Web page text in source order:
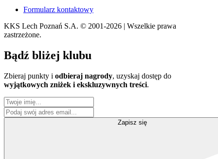
Formularz kontaktowy
KKS Lech Poznań S.A. © 2001-2026 | Wszelkie prawa
zastrzeżone.
Bądź bliżej klubu
Zbieraj punkty i odbieraj nagrody, uzyskaj dostęp do
wyjątkowych zniżek i ekskluzywnych treści.
Zapisz się